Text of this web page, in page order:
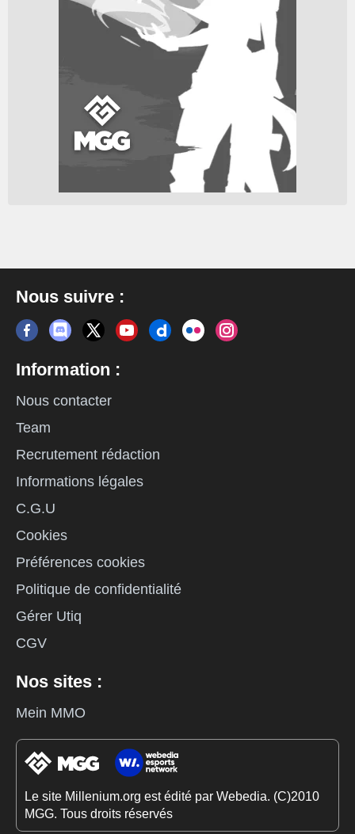
Nous suivre :
Information :
Nous contacter
Team
Recrutement rédaction
Informations légales
C.G.U
Cookies
Préférences cookies
Politique de confidentialité
Gérer Utiq
CGV
Nos sites :
Mein MMO
Le site Millenium.org est édité par Webedia. (C)2010
MGG. Tous droits réservés